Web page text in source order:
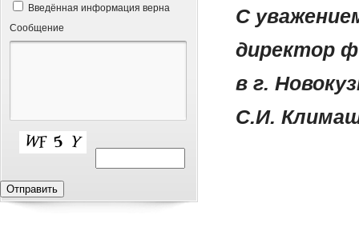
Введённая информация верна
Сообщение
С
директор
в г.
С.И.